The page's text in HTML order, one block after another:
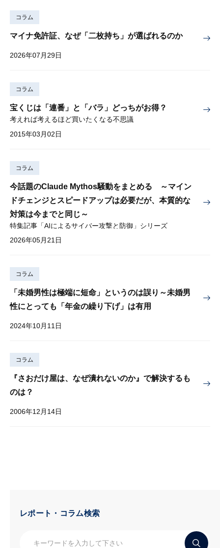
コラム
マイナ免許証、なぜ「二枚持ち」が選ばれるのか
2026年07月29日
コラム
宝くじは「連番」と「バラ」どっちがお得？
考えれば考えるほど買いたくなる不思議
2015年03月02日
コラム
今話題のClaude Mythos騒動をまとめる ～マイン
ドチェンジとスピードアップは必要だが、本質的な
対策は今までと同じ～
特集記事「AIによるサイバー攻撃と防御」シリーズ
2026年05月21日
コラム
「未婚男性は極端に短命」というのは誤り～未婚男
性にとっても「年金の繰り下げ」は有用
2024年10月11日
コラム
『さおだけ屋は、なぜ潰れないのか』で解決するも
のは？
2006年12月14日
レポート・コラム検索